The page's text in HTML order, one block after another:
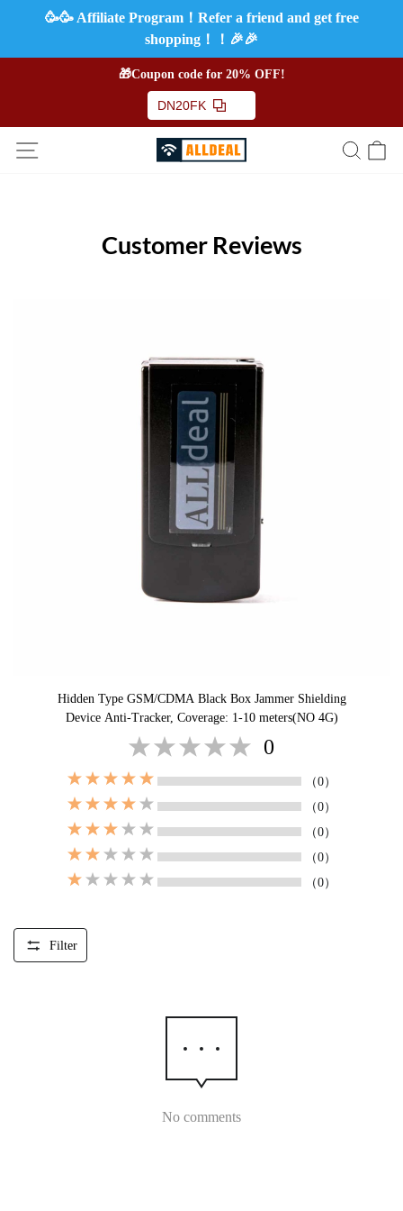
🥳🥳 Affiliate Program！Refer a friend and get free
shopping！！🎉🎉
🎁Coupon code for 20% OFF!
DN20FK
Customer Reviews
Hidden Type GSM/CDMA Black Box Jammer Shielding
Device Anti-Tracker, Coverage: 1-10 meters(NO 4G)
0
（0）
（0）
（0）
（0）
（0）
Filter
No comments